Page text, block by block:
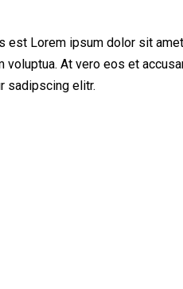
est Lorem ipsum dolor sit
At vero eos et
sadipscing elitr.